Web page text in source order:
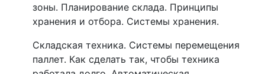
зоны. Планирование склада. Принципы
хранения и отбора. Системы хранения.
Складская техника. Системы перемещения
паллет. Как сделать так, чтобы техника